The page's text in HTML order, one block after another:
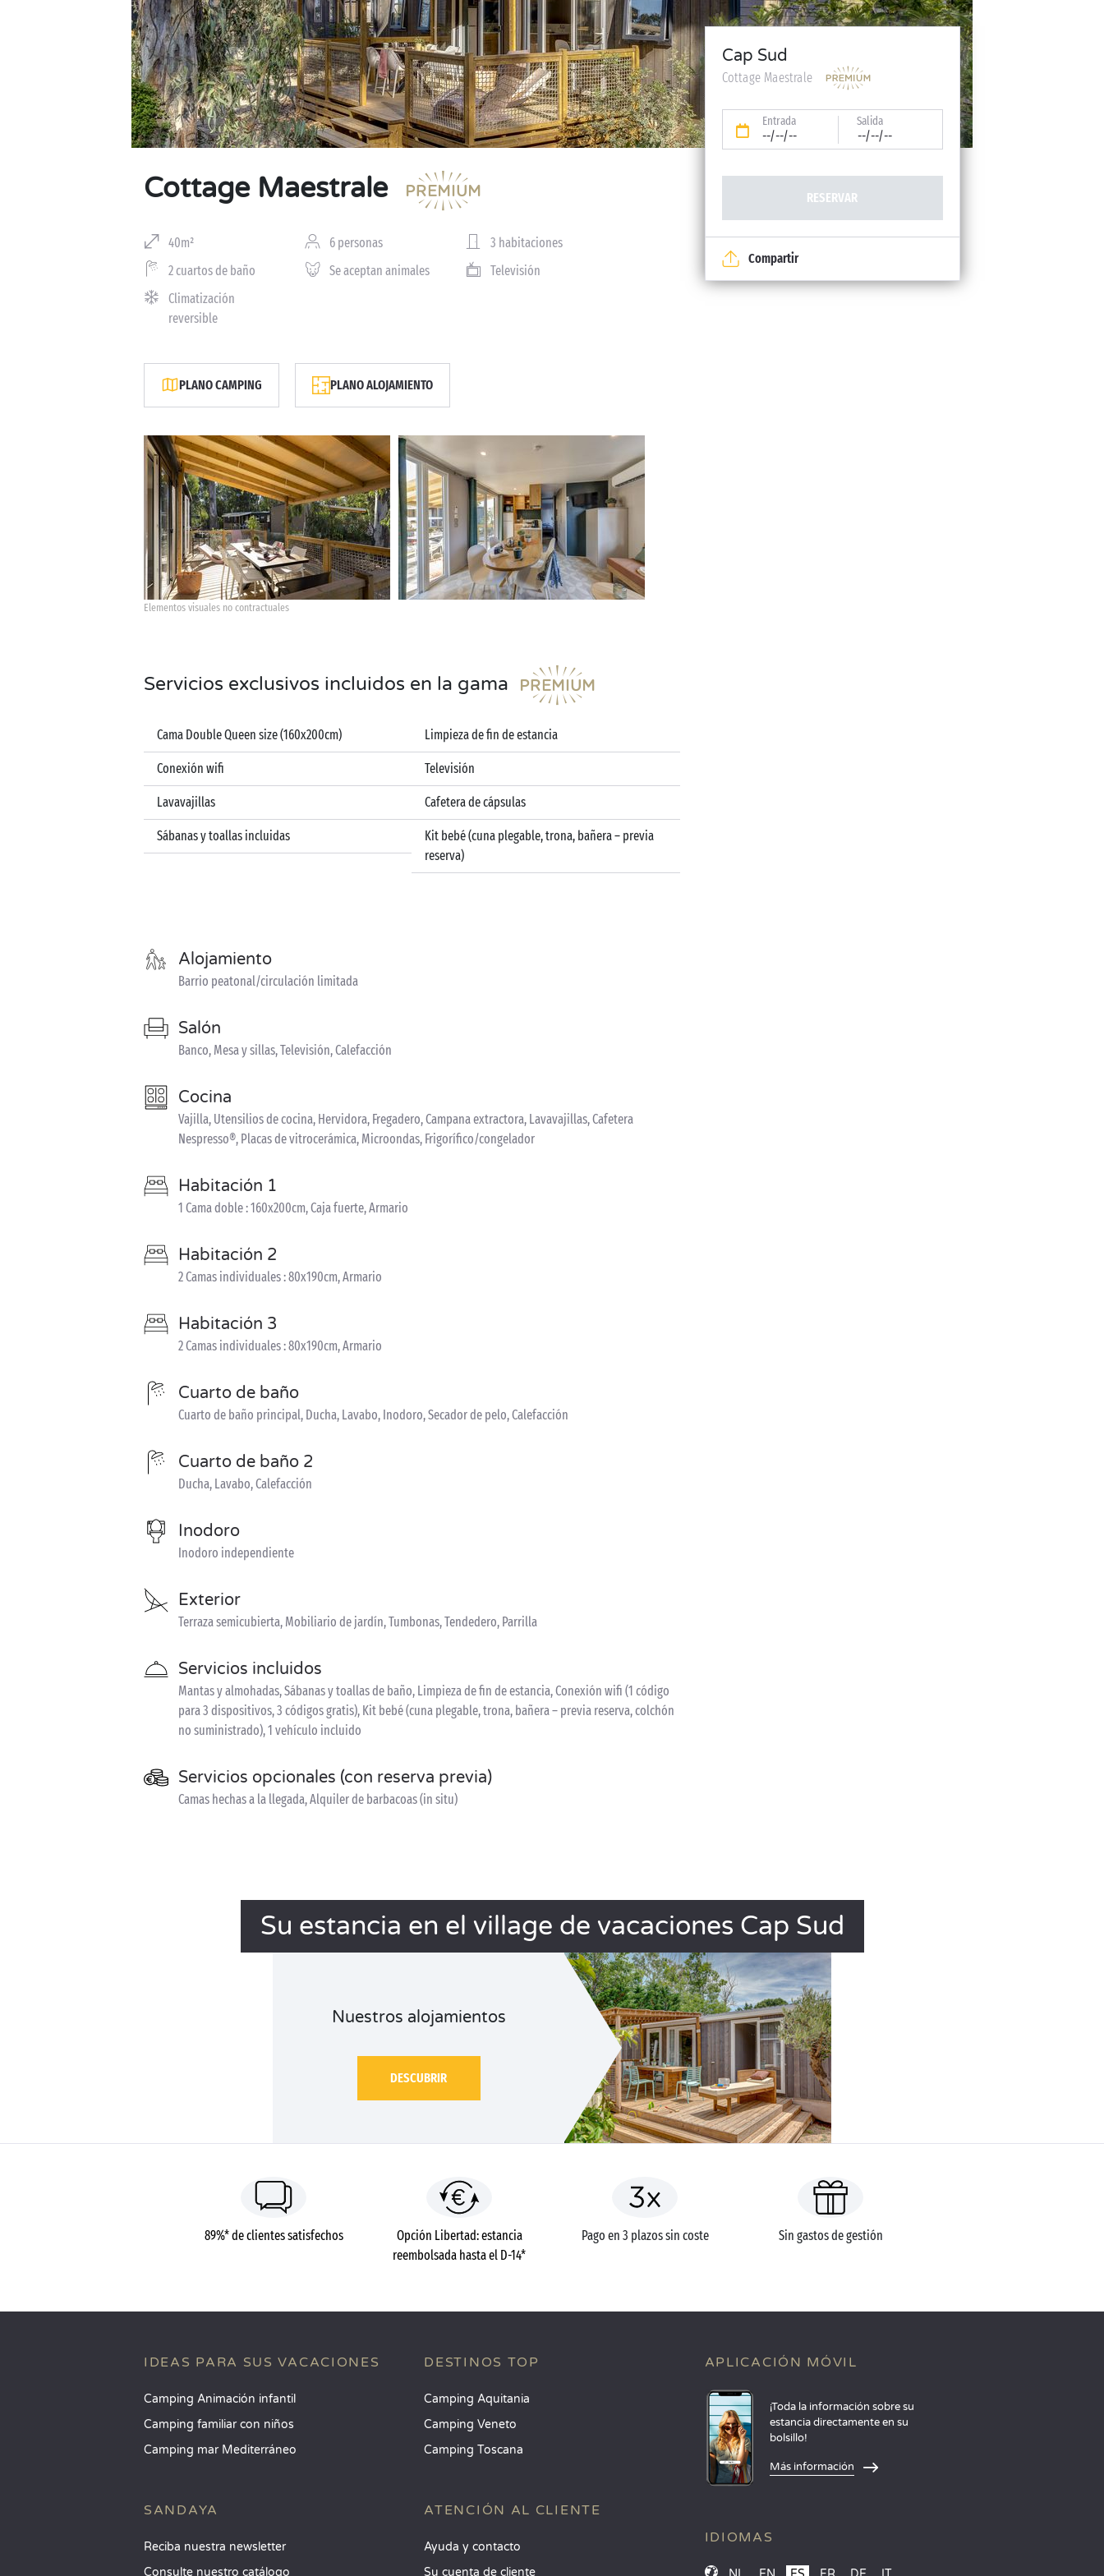
Cottage Maestrale
40m² 6 personas
3 habitaciones
2 cuartos de baño
Se aceptan animales
Televisión
Climatización
reversible
PLANO CAMPING PLANO ALOJAMIENTO
Elementos visuales no contractuales
Servicios exclusivos incluidos en la gama
Cama Double Queen size (160x200cm)
Conexión wifi
Lavavajillas
Sábanas y toallas incluidas
Limpieza de fin de estancia
Televisión
Cafetera de cápsulas
Kit bebé (cuna plegable, trona, bañera – previa
reserva)
Alojamiento
Barrio peatonal/circulación limitada
Salón
Banco, Mesa y sillas, Televisión, Calefacción
Cocina
Vajilla, Utensilios de cocina, Hervidora, Fregadero, Campana extractora, Lavavajillas, Cafetera
Nespresso®, Placas de vitrocerámica, Microondas, Frigorífico/congelador
Habitación 1
1 Cama doble : 160x200cm, Caja fuerte, Armario
Habitación 2
2 Camas individuales : 80x190cm, Armario
Habitación 3
2 Camas individuales : 80x190cm, Armario
Cuarto de baño
Cuarto de baño principal, Ducha, Lavabo, Inodoro, Secador de pelo, Calefacción
Cuarto de baño 2
Ducha, Lavabo, Calefacción
Inodoro
Inodoro independiente
Exterior
Terraza semicubierta, Mobiliario de jardín, Tumbonas, Tendedero, Parrilla
Servicios incluidos
Mantas y almohadas, Sábanas y toallas de baño, Limpieza de fin de estancia, Conexión wifi (1 código
para 3 dispositivos, 3 códigos gratis), Kit bebé (cuna plegable, trona, bañera – previa reserva, colchón
no suministrado), 1 vehículo incluido
Servicios opcionales (con reserva previa)
Camas hechas a la llegada, Alquiler de barbacoas (in situ)
Cap Sud
Cottage Maestrale
Entrada
--/--/--
Salida
--/--/--
RESERVAR
Compartir
Su estancia en el village de vacaciones Cap Sud
Nuestros alojamientos
DESCUBRIR
89%* de clientes satisfechos
Opción Libertad: estancia
reembolsada hasta el D-14*
Pago en 3 plazos sin coste Sin gastos de gestión
IDEAS PARA SUS VACACIONES
Camping Animación infantil
Camping familiar con niños
Camping mar Mediterráneo
SANDAYA
Reciba nuestra newsletter
Consulte nuestro catálogo
DESTINOS TOP
Camping Aquitania
Camping Veneto
Camping Toscana
ATENCIÓN AL CLIENTE
Ayuda y contacto
Su cuenta de cliente
APLICACIÓN MÓVIL
¡Toda la información sobre su
estancia directamente en su
bolsillo!
Más información
IDIOMAS